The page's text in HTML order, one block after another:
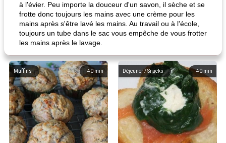
à l'évier. Peu importe la douceur d'un savon, il sèche et se
frotte donc toujours les mains avec une crème pour les
mains après s'être lavé les mains. Au travail ou à l'école,
toujours un tube dans le sac vous empêche de vous frotter
les mains après le lavage.
40 min
Muffins 40 min
Déjeuner / Snacks